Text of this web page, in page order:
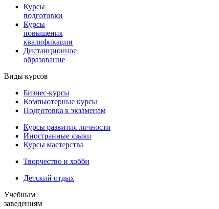
Курсы
подготовки
Курсы
повышения
квалификации
Дистанционное
образование
Виды курсов
Бизнес-курсы
Компьютерные курсы
Подготовка к экзаменам
Курсы развития личности
Иностранные языки
Курсы мастерства
Творчество и хобби
Детский отдых
Учебным
заведениям